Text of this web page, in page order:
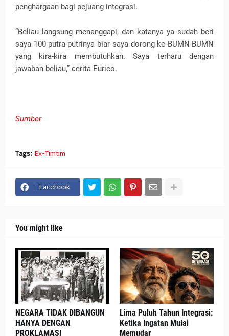
penghargaan bagi pejuang integrasi.
“Beliau langsung menanggapi, dan katanya ya sudah beri
saya 100 putra-putrinya biar saya dorong ke BUMN-BUMN
yang kira-kira membutuhkan. Saya terharu dengan
jawaban beliau,” cerita Eurico.
Sumber
Tags: Ex-Timtim
Facebook
You might like
NEGARA TIDAK DIBANGUN
HANYA DENGAN
PROKLAMASI
Lima Puluh Tahun Integrasi:
Ketika Ingatan Mulai
Memudar